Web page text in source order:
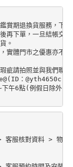
賞期退換貨服務，
再下單，一旦結帳交
。
實體門市之優惠亦不適
疵請拍照並與我們聯絡
：@yth4650c)。
午6點(例假日除外)。
客服核對資料 > 物流